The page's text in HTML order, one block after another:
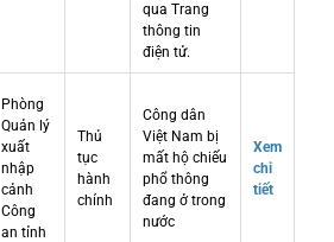
qua Trang
thông tin
điện tử.
Phòng
Quản lý
xuất
nhập
cảnh
Công
an tỉnh
Thủ
tục
hành
chính
Công dân
Việt Nam bị
mất hộ chiếu
phổ thông
đang ở trong
nước
Xem
chi
tiết